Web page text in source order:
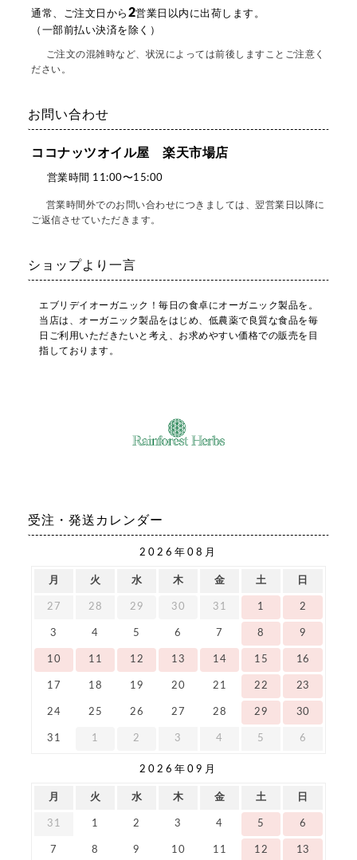
通常、ご注文日から 2営業日以内に出荷します。
（一部前払い決済を除く）
ご注文の混雑時など、状況によっては前後しますことご注意く
ださい。
お問い合わせ
ココナッツオイル屋 楽天市場店
営業時間 11:00〜15:00
営業時間外でのお問い合わせにつきましては、翌営業日以降に
ご返信させていただきます。
ショップより一言
エブリデイオーガニック！毎日の食卓にオーガニック製品を。
当店は、オーガニック製品をはじめ、低農薬で良質な食品を毎
日ご利用いただきたいと考え、お求めやすい価格での販売を目
指しております。
受注・発送カレンダー
2026年08月
月 火 水 木 金 土 日
27 28 29 30 31 1 2
3 4 5 6 7 8 9
10 11 12 13 14 15 16
17 18 19 20 21 22 23
24 25 26 27 28 29 30
31 1 2 3 4 5 6
2026年09月
月 火 水 木 金 土 日
31 1 2 3 4 5 6
7 8 9 10 11 12 13